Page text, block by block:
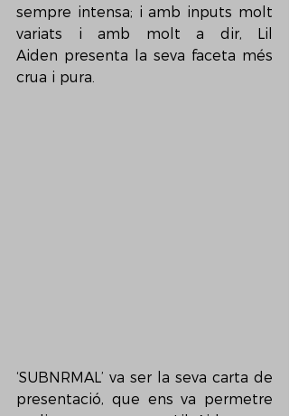
sempre intensa; i amb inputs molt
variats i amb molt a dir, Lil
Aiden presenta la seva faceta més
crua i pura.
‘SUBNRMAL’ va ser la seva carta de
presentació, que ens va permetre